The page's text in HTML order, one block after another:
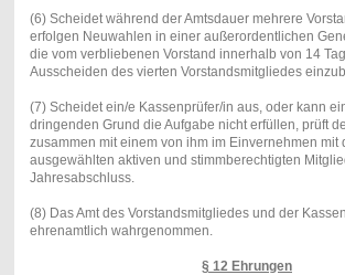
(6) Scheidet während der Amtsdauer mehrere
erfolgen Neuwahlen in einer außerordentlichen
die vom verbliebenen Vorstand innerhalb von 14
Ausscheiden des vierten Vorstandsmitgliedes
(7) Scheidet ein/e Kassenprüfer/in aus, oder kann
dringenden Grund die Aufgabe nicht erfüllen, prüft
zusammen mit einem von ihm im Einvernehmen mit
ausgewählten aktiven und stimmberechtigten
Jahresabschluss.
(8) Das Amt des Vorstandsmitgliedes und der
ehrenamtlich wahrgenommen.
§ 12 Ehrungen